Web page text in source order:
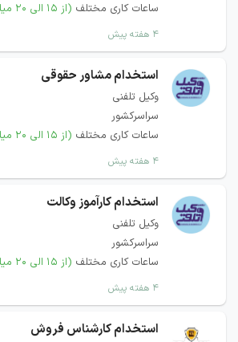
ساعات کاری مختلف (از ۱۵ الی ۲۰ میلیون)
۴ هفته پیش
استخدام مشاور حقوقی
وکیل تلفنی
سراسرکشور
ساعات کاری مختلف (از ۱۵ الی ۲۰ میلیون)
۴ هفته پیش
استخدام کارآموز وکالت
وکیل تلفنی
سراسرکشور
ساعات کاری مختلف (از ۱۵ الی ۲۰ میلیون)
۴ هفته پیش
استخدام کارشناس فروش